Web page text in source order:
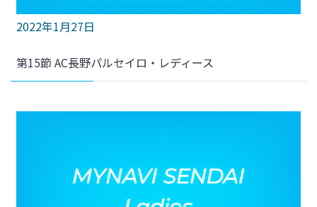
2022年1月27日
第15節 AC長野パルセイロ・レディース